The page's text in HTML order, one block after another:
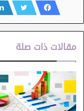
مقالات ذات صلة